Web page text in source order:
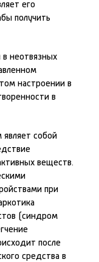
его
получить
в неотвязных
настроении в
в
являет собой
веществ.
при
(синдром
после
средства в